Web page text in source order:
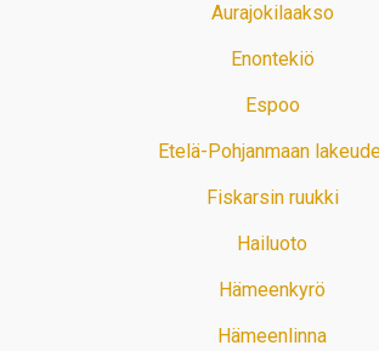
Aurajokilaakso
Enontekiö
Espoo
Etelä-Pohjanmaan
Fiskarsin ruukki
Hailuoto
Hämeenkyrö
Hämeenlinna